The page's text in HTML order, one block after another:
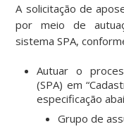
A solicitação de
por meio de
sistema SPA,
Autuar o
(SPA) em
especificação
Grupo de